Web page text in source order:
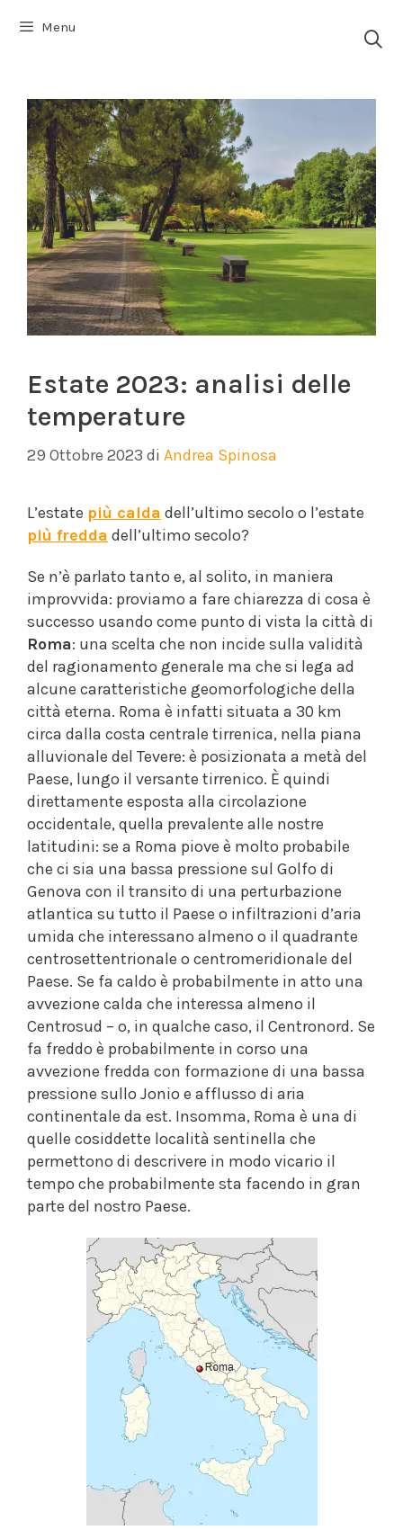
Menu
Estate 2023: analisi delle
temperature
29 Ottobre 2023 di Andrea Spinosa
L’estate più calda dell’ultimo secolo o l’estate
più fredda dell’ultimo secolo?
Se n’è parlato tanto e, al solito, in maniera
improvvida: proviamo a fare chiarezza di cosa è
successo usando come punto di vista la città di
Roma: una scelta che non incide sulla validità
del ragionamento generale ma che si lega ad
alcune caratteristiche geomorfologiche della
città eterna. Roma è infatti situata a 30 km
circa dalla costa centrale tirrenica, nella piana
alluvionale del Tevere: è posizionata a metà del
Paese, lungo il versante tirrenico. È quindi
direttamente esposta alla circolazione
occidentale, quella prevalente alle nostre
latitudini: se a Roma piove è molto probabile
che ci sia una bassa pressione sul Golfo di
Genova con il transito di una perturbazione
atlantica su tutto il Paese o infiltrazioni d’aria
umida che interessano almeno o il quadrante
centrosettentrionale o centromeridionale del
Paese. Se fa caldo è probabilmente in atto una
avvezione calda che interessa almeno il
Centrosud – o, in qualche caso, il Centronord. Se
fa freddo è probabilmente in corso una
avvezione fredda con formazione di una bassa
pressione sullo Jonio e afflusso di aria
continentale da est. Insomma, Roma è una di
quelle cosiddette località sentinella che
permettono di descrivere in modo vicario il
tempo che probabilmente sta facendo in gran
parte del nostro Paese.